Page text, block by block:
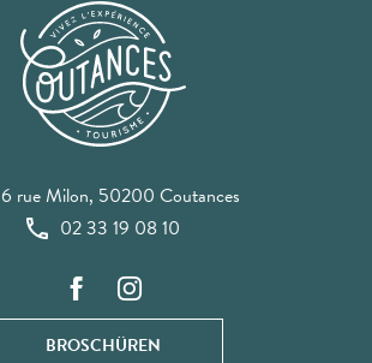
6 rue Milon, 50200 Coutances
02 33 19 08 10
BROSCHÜREN